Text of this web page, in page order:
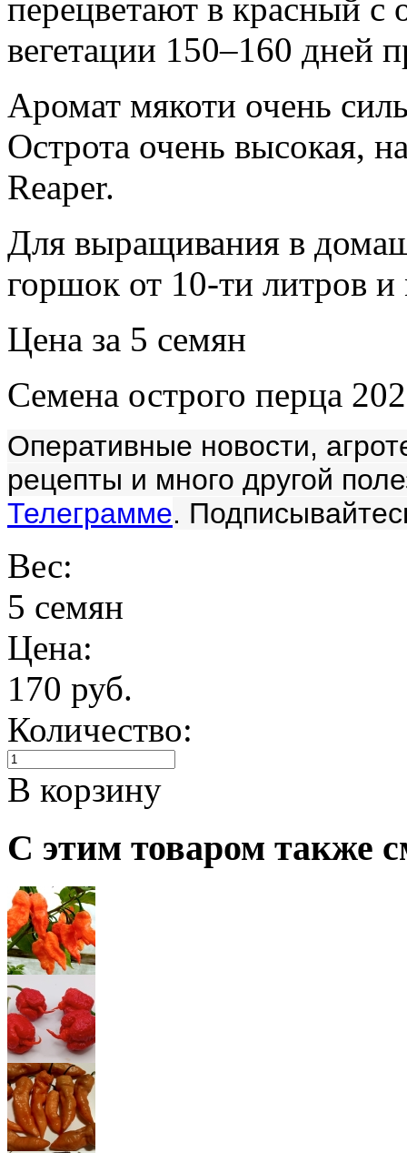
перецветают в красный с
вегетации 150–160 дней
Аромат мякоти очень
Острота очень высокая,
Reaper.
Для выращивания в
горшок от 10-ти литров и
Цена за 5 семян
Семена острого перца
Оперативные новости,
рецепты и много другой
Телеграмме.
Вес:
5 семян
Цена:
170 руб.
Количество:
В корзину
С этим товаром также